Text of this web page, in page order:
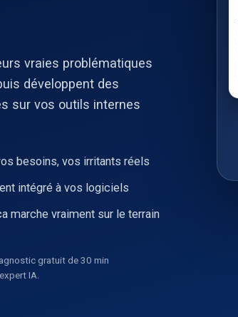
vraies problématiques
développent des
sur vos outils internes
besoins, vos irritants réels
intégré à vos logiciels
marche vraiment sur le terrain
gratuit de 30 min
IA.